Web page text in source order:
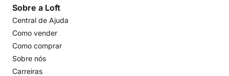
Sobre a Loft
Central de Ajuda
Como vender
Como comprar
Sobre nós
Carreiras